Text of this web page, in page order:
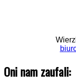
Oni nam zaufali: